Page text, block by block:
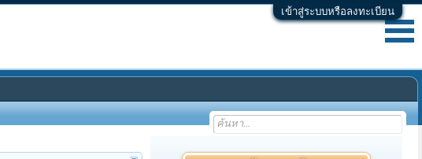
เข้าสู่ระบบหรือลงทะเบียน